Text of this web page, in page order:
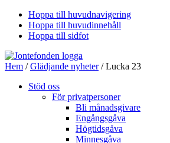
Hoppa till huvudnavigering
Hoppa till huvudinnehåll
Hoppa till sidfot
Hem /Glädjande nyheter/ Lucka 23
Stöd oss
För privatpersoner
Bli månadsgivare
Engångsgåva
Högtidsgåva
Minnesgåva